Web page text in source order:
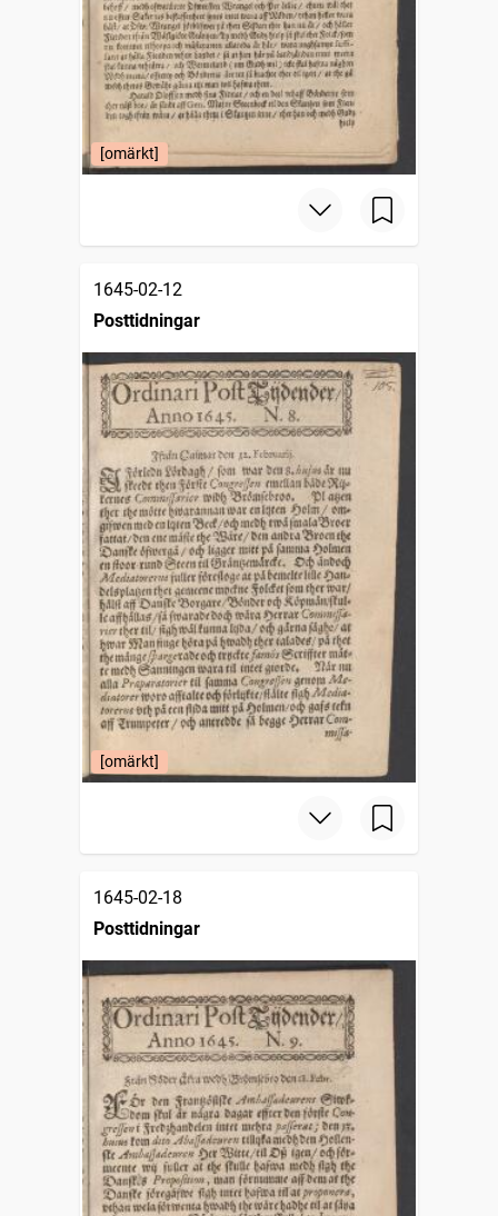
[omärkt]
1645-02-12
Posttidningar
[omärkt]
1645-02-18
Posttidningar